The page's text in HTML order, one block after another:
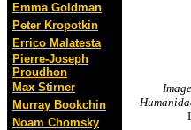
Emma Goldman
Peter Kropotkin
Errico Malatesta
Pierre-Joseph
Proudhon
Max Stirner
Murray Bookchin
Noam Chomsky